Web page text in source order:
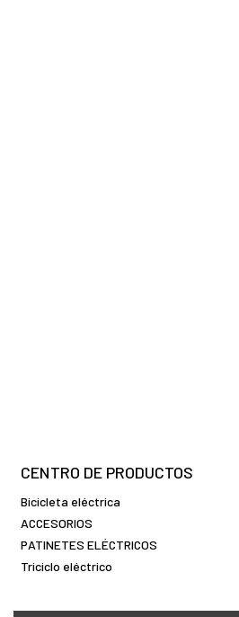
CENTRO DE PRODUCTOS
Bicicleta eléctrica
ACCESORIOS
PATINETES ELÉCTRICOS
Triciclo eléctrico